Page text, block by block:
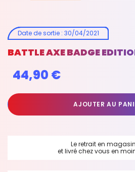
Date de sortie: 30/04/2021
BATTLE AXE BADGE
44,90 €
AJOUTER AU
Le retrait en
et livré chez vous en